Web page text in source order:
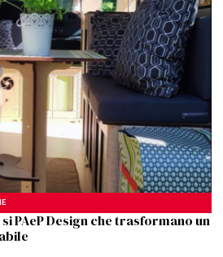
PAeP Design che trasformano un